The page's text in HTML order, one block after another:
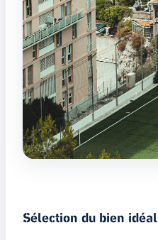
Sélection du bien idéal